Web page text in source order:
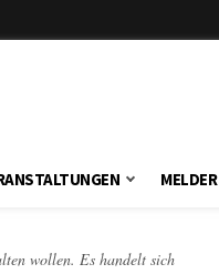
MELDER
wollen. Es handelt sich